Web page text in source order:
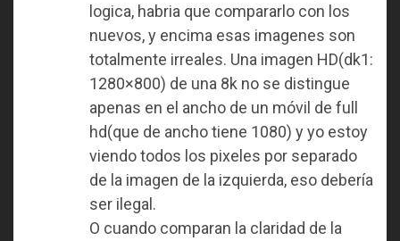
logica, habria que compararlo con los
nuevos, y encima esas imagenes son
totalmente irreales. Una imagen HD(dk1:
1280×800) de una 8k no se distingue
apenas en el ancho de un móvil de full
hd(que de ancho tiene 1080) y yo estoy
viendo todos los pixeles por separado
de la imagen de la izquierda, eso debería
ser ilegal.
O cuando comparan la claridad de la